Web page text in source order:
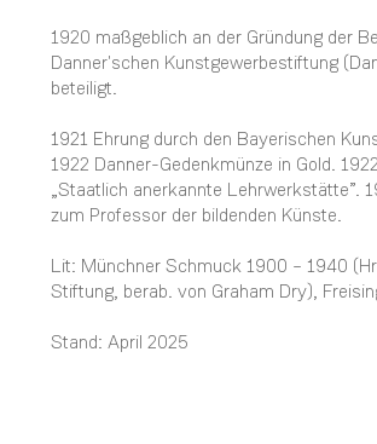
1920 maßgeblich an der Gründung der
Danner'schen Kunstgewerbestiftung
beteiligt.
1921 Ehrung durch den Bayerischen
1922 Danner-Gedenkmünze in Gold.
„Staatlich anerkannte Lehrwerkstätte”.
zum Professor der bildenden Künste.
Lit: Münchner Schmuck 1900 – 1940
Stiftung, berab. von Graham Dry),
Stand: April 2025